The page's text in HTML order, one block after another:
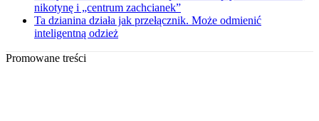
nikotynę i „centrum zachcianek”
Ta dzianina działa jak przełącznik. Może odmienić
inteligentną odzież
Promowane treści